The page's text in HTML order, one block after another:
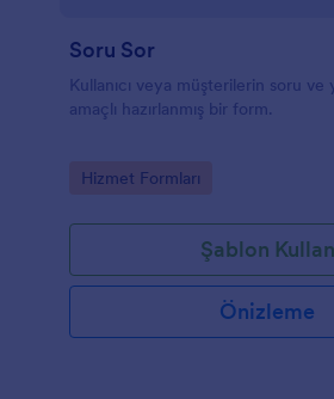
Soru Sor
Kullanıcı veya müşterilerin soru ve
amaçlı hazırlanmış bir form.
Go to Category:
Hizmet Formları
Şablon Kullan
Önizleme